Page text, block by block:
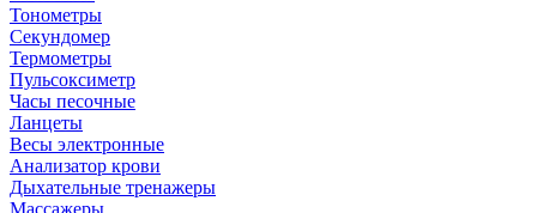
Тонометры
Секундомер
Термометры
Пульсоксиметр
Часы песочные
Ланцеты
Весы электронные
Анализатор крови
Дыхательные тренажеры
Массажеры